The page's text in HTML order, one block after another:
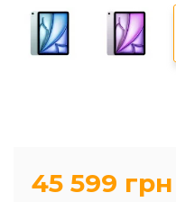
45 599 грн